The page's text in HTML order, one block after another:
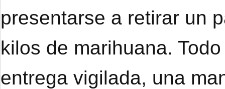
presentarse a retirar un
kilos de marihuana.
entrega vigilada, una